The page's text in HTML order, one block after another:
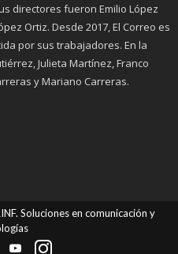
directores fueron Emilio López
Ortiz. Desde 2017, El Correo es
por sus trabajadores. En la
Julieta Martínez, Franco
y Mariano Carreras.
Soluciones en comunicación y